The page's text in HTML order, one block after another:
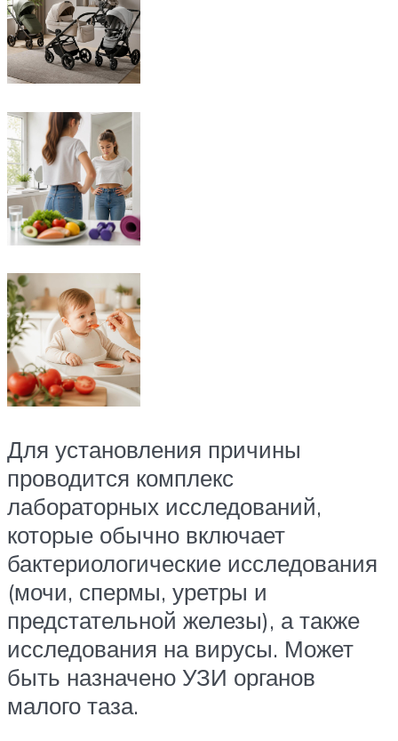
Для установления причины
проводится комплекс
лабораторных исследований,
которые обычно включает
бактериологические исследования
(мочи, спермы, уретры и
предстательной железы), а также
исследования на вирусы. Может
быть назначено УЗИ органов
малого таза.